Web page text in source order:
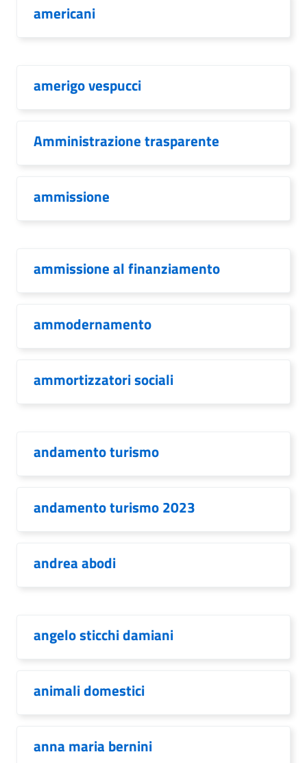
americani
amerigo vespucci
Amministrazione trasparente
ammissione
ammissione al finanziamento
ammodernamento
ammortizzatori sociali
andamento turismo
andamento turismo 2023
andrea abodi
angelo sticchi damiani
animali domestici
anna maria bernini